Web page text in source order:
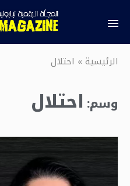
الرئيسية» احتلال
وسم: احتلال